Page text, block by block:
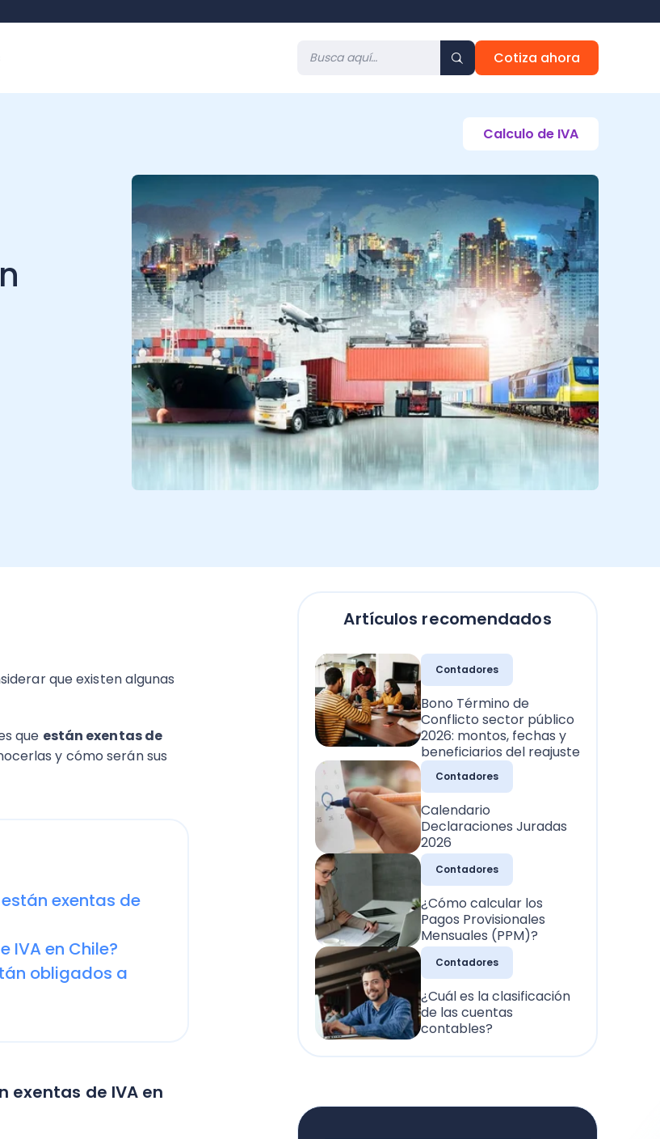
Cotiza ahora
Calculo de IVA
que existen algunas
que están exentas de
y cómo serán sus
exentas de
IVA en Chile?
obligados a
exentas de IVA en
Artículos recomendados
Contadores
Bono Término de
Conflicto sector público
2026: montos, fechas y
beneficiarios del reajuste
Contadores
Calendario
Declaraciones Juradas
2026
Contadores
¿Cómo calcular los
Pagos Provisionales
Mensuales (PPM)?
Contadores
¿Cuál es la clasificación
de las cuentas
contables?